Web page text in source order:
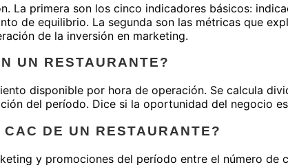
La primera son los cinco indicadores básicos:
de equilibrio. La segunda son las métricas que
de la inversión en marketing.
UN RESTAURANTE?
disponible por hora de operación. Se calcula
del período. Dice si la oportunidad del negocio
DE UN RESTAURANTE?
y promociones del período entre el número de